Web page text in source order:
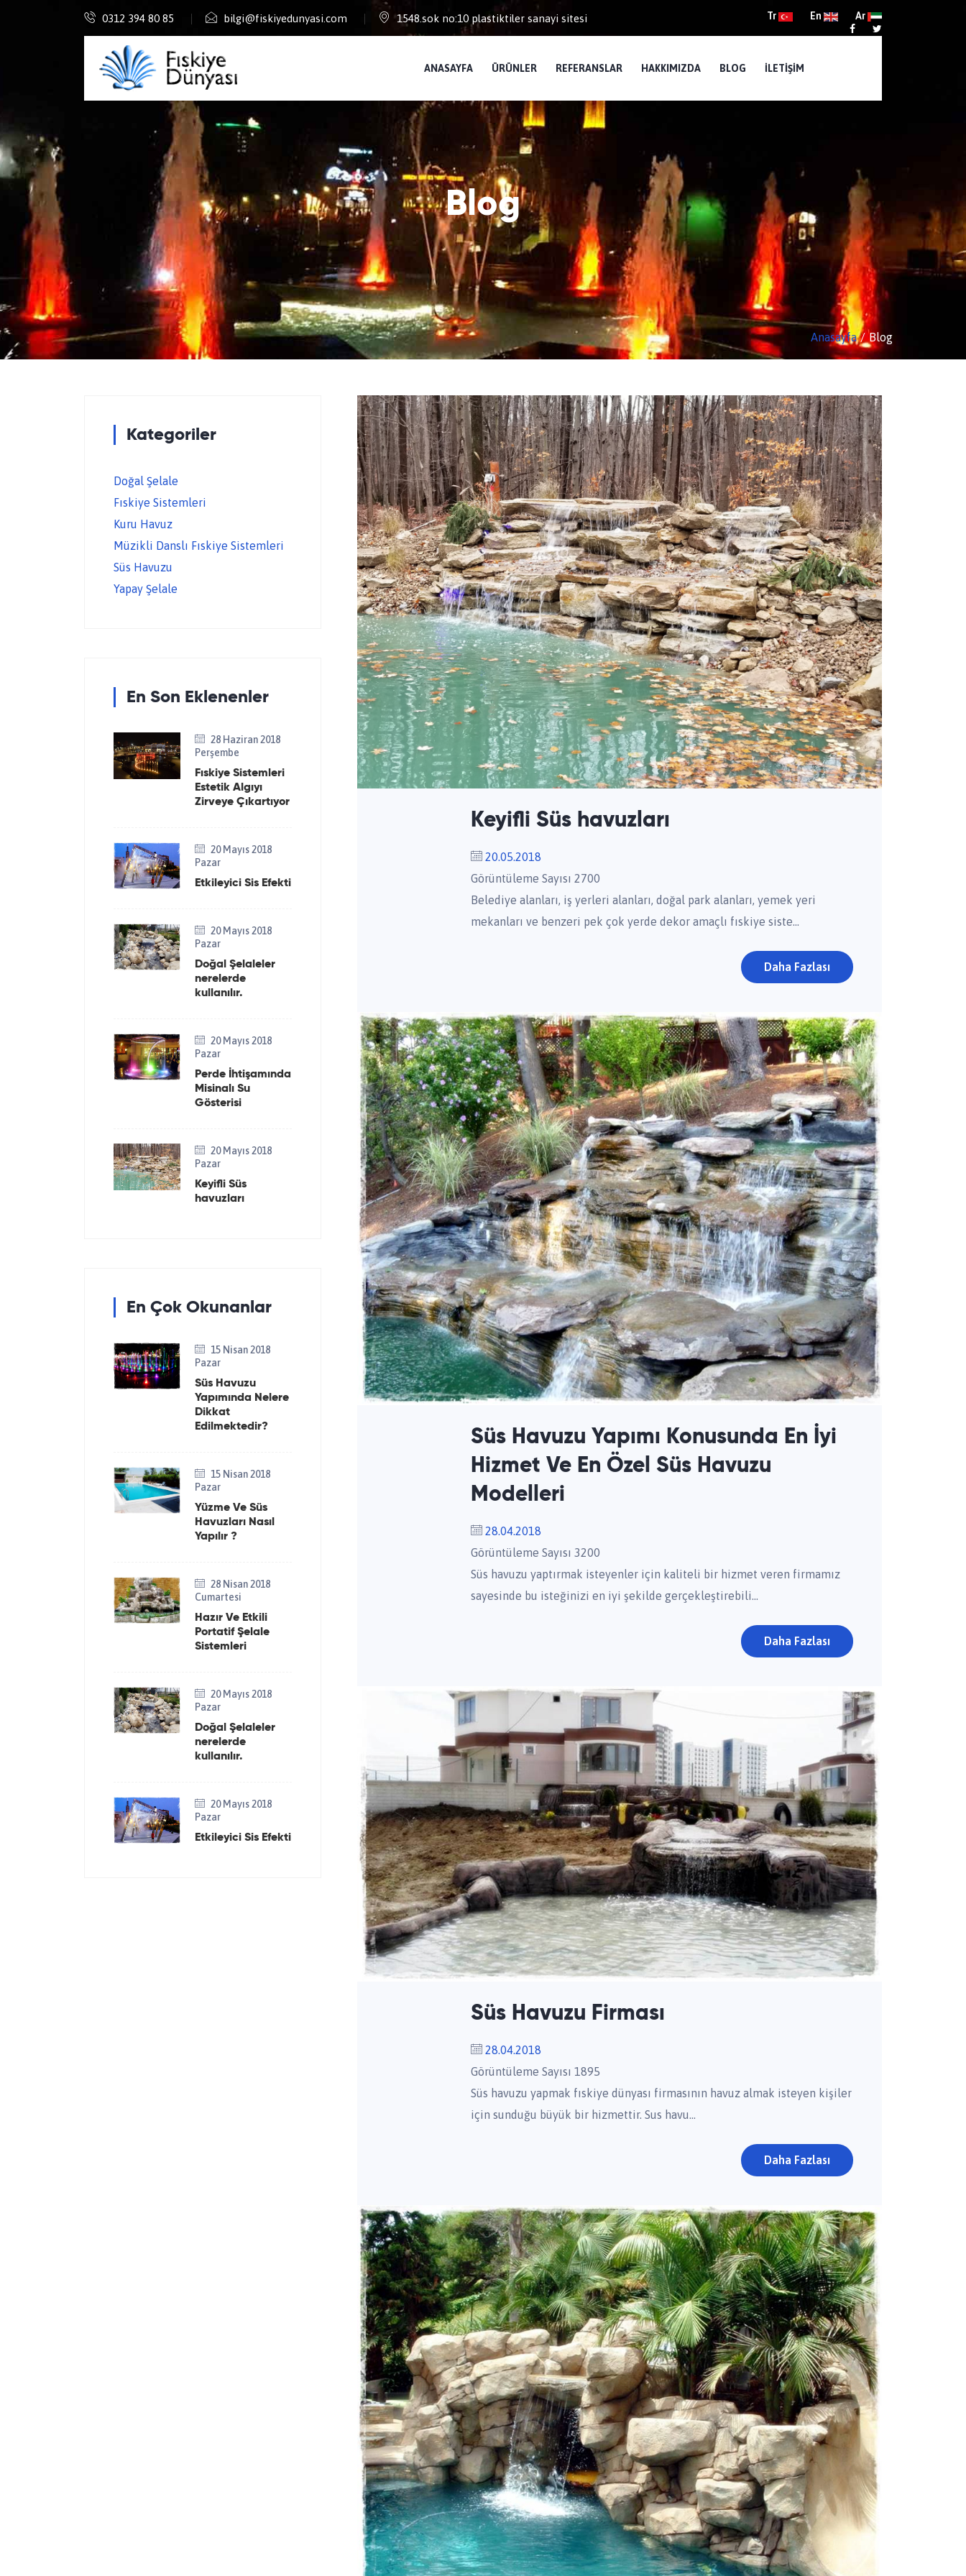
0312 394 80 85 bilgi@fiskiyedunyasi.com 1548.sok no:10 plastiktiler sanayi sitesi Tr En Ar
ANASAYFA ÜRÜNLER REFERANSLAR HAKKIMIZDA BLOG İLETIŞIM
Blog
Anasayfa Blog
Kategoriler
Doğal Şelale
Fıskiye Sistemleri
Kuru Havuz
Müzikli Danslı Fıskiye Sistemleri
Süs Havuzu
Yapay Şelale
En Son Eklenenler
28 Haziran 2018
Perşembe
Fıskiye Sistemleri
Estetik Algıyı
Zirveye Çıkartıyor
20 Mayıs 2018
Pazar
Etkileyici Sis Efekti
20 Mayıs 2018
Pazar
Doğal Şelaleler
nerelerde
kullanılır.
20 Mayıs 2018
Pazar
Perde İhtişamında
Misinalı Su
Gösterisi
20 Mayıs 2018
Pazar
Keyifli Süs
havuzları
En Çok Okunanlar
15 Nisan 2018
Pazar
Süs Havuzu
Yapımında Nelere
Dikkat
Edilmektedir?
15 Nisan 2018
Pazar
Yüzme Ve Süs
Havuzları Nasıl
Yapılır ?
28 Nisan 2018
Cumartesi
Hazır Ve Etkili
Portatif Şelale
Sistemleri
20 Mayıs 2018
Pazar
Doğal Şelaleler
nerelerde
kullanılır.
20 Mayıs 2018
Pazar
Etkileyici Sis Efekti
Keyifli Süs havuzları
20.05.2018
Görüntüleme Sayısı 2700
Belediye alanları, iş yerleri alanları, doğal park alanları, yemek yeri
mekanları ve benzeri pek çok yerde dekor amaçlı fıskiye siste...
Daha Fazlası
Süs Havuzu Yapımı Konusunda En İyi
Hizmet Ve En Özel Süs Havuzu
Modelleri
28.04.2018
Görüntüleme Sayısı 3200
Süs havuzu yaptırmak isteyenler için kaliteli bir hizmet veren firmamız
sayesinde bu isteğinizi en iyi şekilde gerçekleştirebili...
Daha Fazlası
Süs Havuzu Firması
28.04.2018
Görüntüleme Sayısı 1895
Süs havuzu yapmak fıskiye dünyası firmasının havuz almak isteyen kişiler
için sunduğu büyük bir hizmettir. Sus havu...
Daha Fazlası